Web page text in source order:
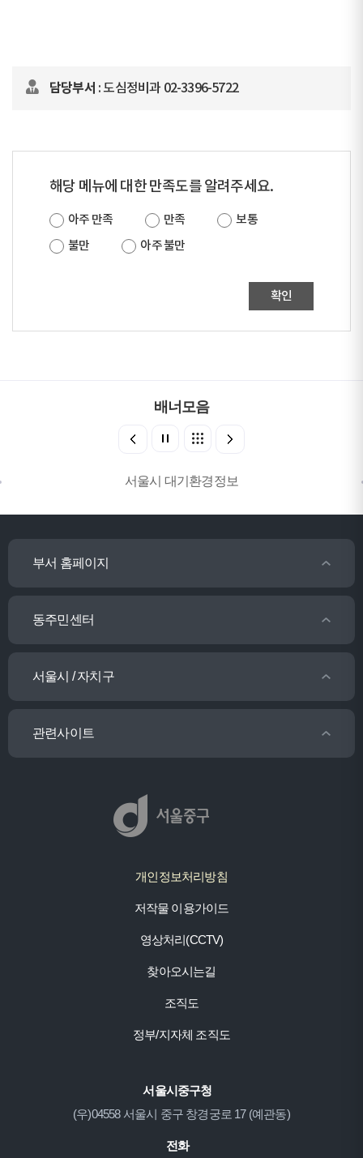
담당부서 : 도심정비과 02-3396-5722
해당 메뉴에 대한 만족도를 알려주세요.
아주 만족 만족
보통
불만
아주 불만
확인
배너모음
서울시 대기환경정보
부서 홈페이지
동주민센터
서울시 / 자치구
관련사이트
개인정보처리방침
저작물 이용가이드
영상처리(CCTV)
찾아오시는길
조직도
정부/지자체 조직도
서울시중구청
(우)04558 서울시 중구 창경궁로 17 (예관동)
전화